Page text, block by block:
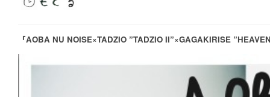
『AOBA NU NOISE×TADZIO ”TADZIO II”×GAGAKIRISE